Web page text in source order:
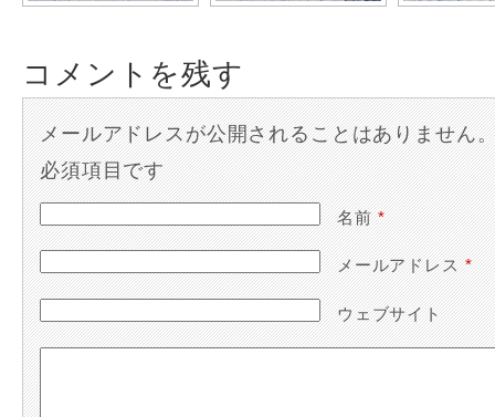
コメントを残す
メールアドレスが公開されることはありません
必須項目です
名前*
メールアドレス*
ウェブサイト